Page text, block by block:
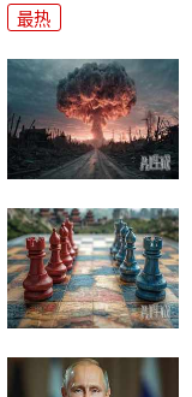
最热